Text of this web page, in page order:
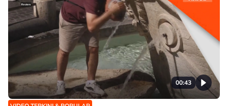
00:43